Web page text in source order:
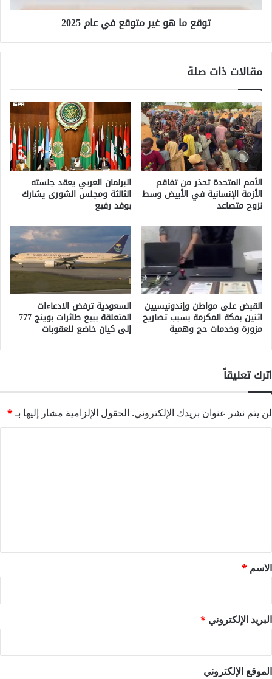
توقع ما هو غير متوقع في عام 2025
مقالات ذات صلة
الأمم المتحدة تحذر من تفاقم
الأزمة الإنسانية في الأبيض وسط
نزوح متصاعد
البرلمان العربي يعقد جلسته
الثالثة ومجلس الشورى يشارك
بوفد رفيع
القبض على مواطن وإندونيسيين
اثنين بمكة المكرمة بسبب تصاريح
مزورة وخدمات حج وهمية
السعودية ترفض الادعاءات
المتعلقة ببيع طائرات بوينج 777
إلى كيان خاضع للعقوبات
اترك تعليقاً
لن يتم نشر عنوان بريدك الإلكتروني. الحقول الإلزامية مشار إليها بـ*
*
الاسم *
البريد الإلكتروني *
الموقع الإلكتروني